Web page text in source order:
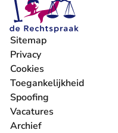
Sitemap
Privacy
Cookies
Toegankelijkheid
Spoofing
Vacatures
- U verlaat Rechtspraak.nl
Archief